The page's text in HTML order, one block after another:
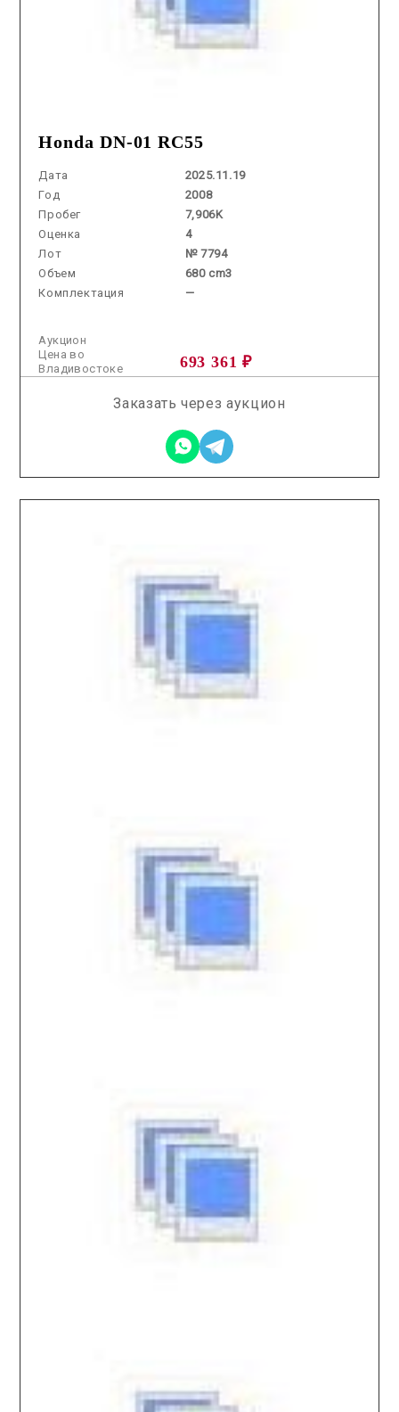
Honda DN-01 RC55
Дата
2025.11.19
Год
2008
Пробег
7,906K
Оценка
4
Лот
№ 7794
Объем
680 cm3
Комплектация
—
Аукцион
693 361 ₽
Цена во
Владивостоке
Заказать через аукцион